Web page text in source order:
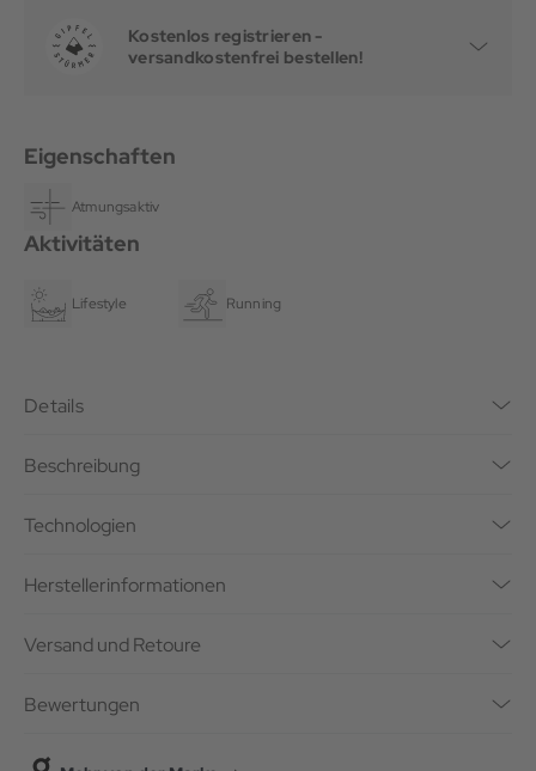
Kostenlos registrieren -
versandkostenfrei bestellen!
Eigenschaften
Atmungsaktiv
Aktivitäten
Lifestyle Running
Details
Beschreibung
Technologien
Herstellerinformationen
Versand und Retoure
Bewertungen